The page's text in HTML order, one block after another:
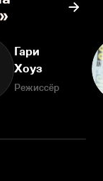
Гари
Хоуз
Режиссёр